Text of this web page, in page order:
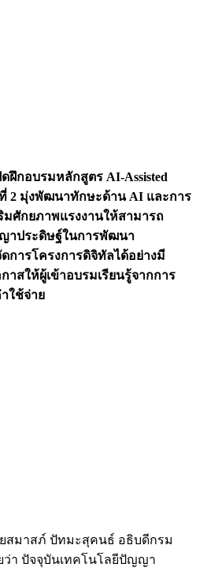
ฝึกอบรมหลักสูตร AI-Assisted
ที่ 2 มุ่งพัฒนาทักษะด้าน AI และการ
มศักยภาพแรงงานให้สามารถ
าประดิษฐ์ในการพัฒนา
การโครงการดิจิทัลได้อย่างมี
สให้ผู้เข้าอบรมเรียนรู้จากการ
ใช้จ่าย
สมาสภ์ ปัทมะสุคนธ์ อธิบดีกรม
ว่า ปัจจุบันเทคโนโลยีปัญญา